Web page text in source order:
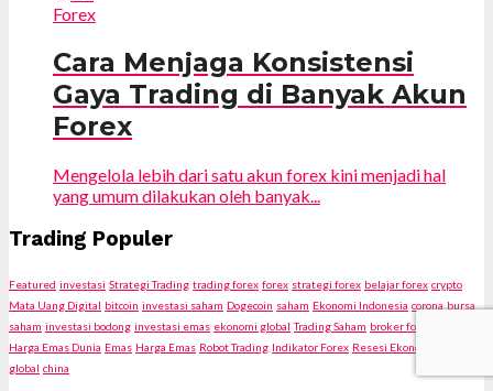
Forex
Cara Menjaga Konsistensi
Gaya Trading di Banyak Akun
Forex
Mengelola lebih dari satu akun forex kini menjadi hal
yang umum dilakukan oleh banyak...
Trading Populer
Featured investasi Strategi Trading trading forex forex strategi forex belajar forex crypto
Mata Uang Digital bitcoin investasi saham Dogecoin saham Ekonomi Indonesia corona bursa
saham investasi bodong investasi emas ekonomi global Trading Saham broker forex
Harga Emas Dunia Emas Harga Emas Robot Trading Indikator Forex Resesi Ekonomi
global china